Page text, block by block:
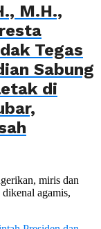
M.H.,
Tegas
Sabung
di
miris dan
agamis,